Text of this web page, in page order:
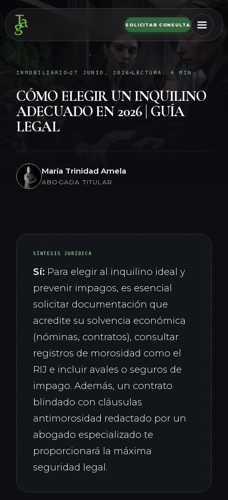
SOLICITAR CONSULTA
INMOBILIARIO 27 JUNIO, 2026 LECTURA: 4 MIN
CÓMO ELEGIR UN INQUILINO
ADECUADO EN 2026 | GUÍA
LEGAL
María Trinidad Amela
ABOGADA TITULAR
SÍNTESIS JURÍDICA
Sí: Para elegir al inquilino ideal y
prevenir impagos, es esencial
solicitar documentación que
acredite su solvencia económica
(nóminas, contratos), consultar
registros de morosidad como el
RIJ e incluir avales o seguros de
impago. Además, un contrato
blindado con cláusulas
antimorosidad redactado por un
abogado especializado te
proporcionará la máxima
seguridad legal.